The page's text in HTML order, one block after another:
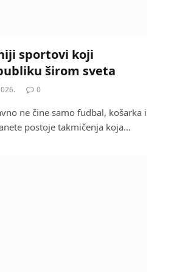
sportovi koji
širom sveta
0
ne čine samo fudbal, košarka i
postoje takmičenja koja…